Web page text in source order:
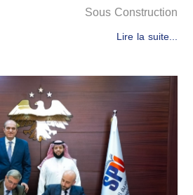
Sous Construction
Lire la suite...